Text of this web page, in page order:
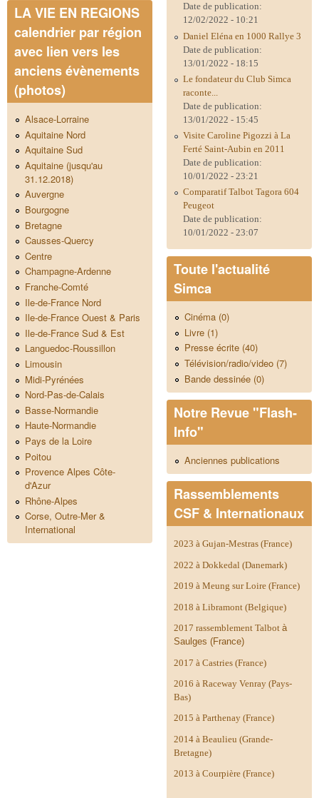
LA VIE EN REGIONS
calendrier par région
avec lien vers les
anciens évènements
(photos)
Alsace-Lorraine
Aquitaine Nord
Aquitaine Sud
Aquitaine (jusqu'au
31.12.2018)
Auvergne
Bourgogne
Bretagne
Causses-Quercy
Centre
Champagne-Ardenne
Franche-Comté
Ile-de-France Nord
Ile-de-France Ouest & Paris
Ile-de-France Sud & Est
Languedoc-Roussillon
Limousin
Midi-Pyrénées
Nord-Pas-de-Calais
Basse-Normandie
Haute-Normandie
Pays de la Loire
Poitou
Provence Alpes Côte-
d'Azur
Rhône-Alpes
Corse, Outre-Mer &
International
Date de publication:
12/02/2022 - 10:21
Daniel Eléna en 1000 Rallye 3
Date de publication:
13/01/2022 - 18:15
Le fondateur du Club Simca
raconte...
Date de publication:
13/01/2022 - 15:45
Visite Caroline Pigozzi à La
Ferté Saint-Aubin en 2011
Date de publication:
10/01/2022 - 23:21
Comparatif Talbot Tagora 604
Peugeot
Date de publication:
10/01/2022 - 23:07
Toute l'actualité
Simca
Cinéma (0)
Livre (1)
Presse écrite (40)
Télévision/radio/video (7)
Bande dessinée (0)
Notre Revue "Flash-
Info"
Anciennes publications
Rassemblements
CSF & Internationaux
2023 à Gujan-Mestras (France)
2022 à Dokkedal (Danemark)
2019 à Meung sur Loire (France)
2018 à Libramont (Belgique)
2017 rassemblement Talbot à
Saulges (France)
2017 à Castries (France)
2016 à Raceway Venray (Pays-
Bas)
2015 à Parthenay (France)
2014 à Beaulieu (Grande-
Bretagne)
2013 à Courpière (France)